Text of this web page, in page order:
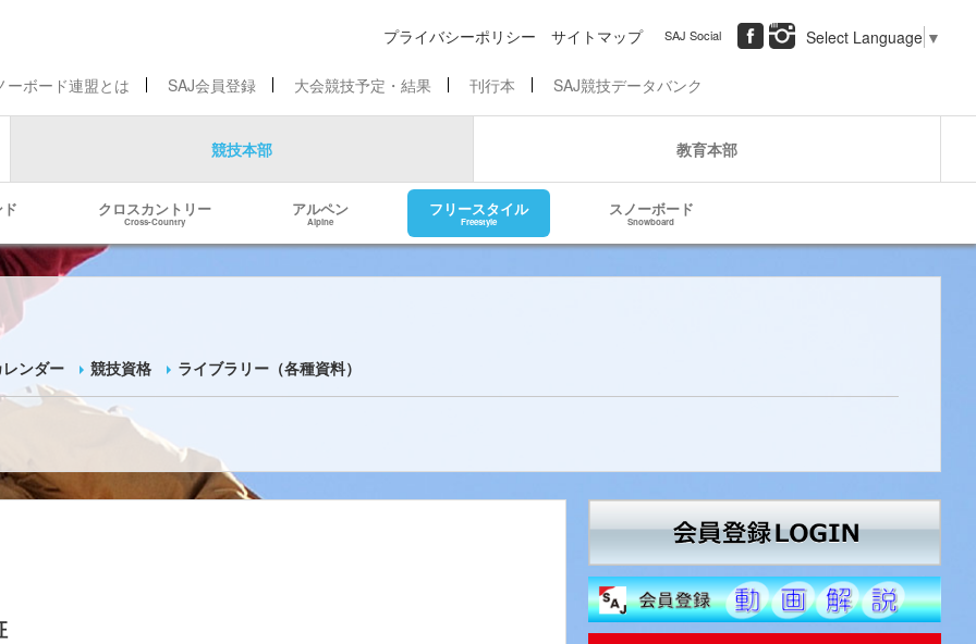
プライバシーポリシー サイトマップ SAJ Social Select Language ▼
ーボード連盟とは SAJ会員登録 大会競技予定・結果 刊行本 SAJ競技データバンク
競技本部 教育本部
クロスカントリー
Cross-Country
アルペン
Alpine
フリースタイル
Freestyle
スノーボード
Snowboard
ンダー 競技資格 ライブラリー（各種資料）